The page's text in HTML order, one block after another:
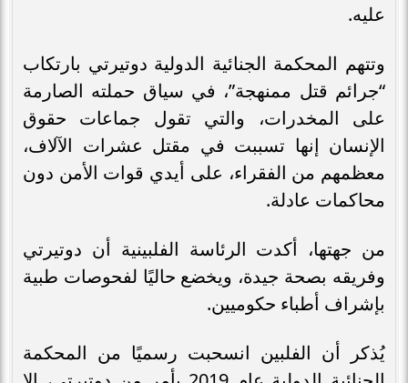
عليه.
وتتهم المحكمة الجنائية الدولية دوتيرتي بارتكاب
“جرائم قتل ممنهجة”، في سياق حملته الصارمة
على المخدرات، والتي تقول جماعات حقوق
الإنسان إنها تسببت في مقتل عشرات الآلاف،
معظمهم من الفقراء، على أيدي قوات الأمن دون
محاكمات عادلة.
من جهتها، أكدت الرئاسة الفلبينية أن دوتيرتي
وفريقه بصحة جيدة، ويخضع حاليًا لفحوصات طبية
بإشراف أطباء حكوميين.
يُذكر أن الفلبين انسحبت رسميًا من المحكمة